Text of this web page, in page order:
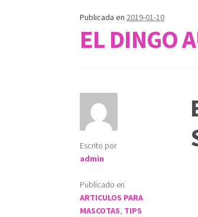
Publicada en 2019-01-10
EL DINGO
Escrito por
admin
Publicado en
ARTICULOS PARA
MASCOTAS, TIPS